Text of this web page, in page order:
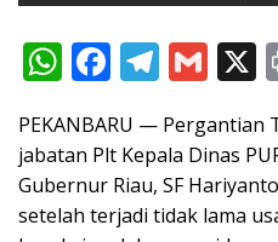
W
at
s
A
F
e
b
o
T
e
gr
a
G
ai
l
X
PEKANBARU — Pergantian
jabatan Plt Kepala Dinas
Gubernur Riau, SF
setelah terjadi tidak lama